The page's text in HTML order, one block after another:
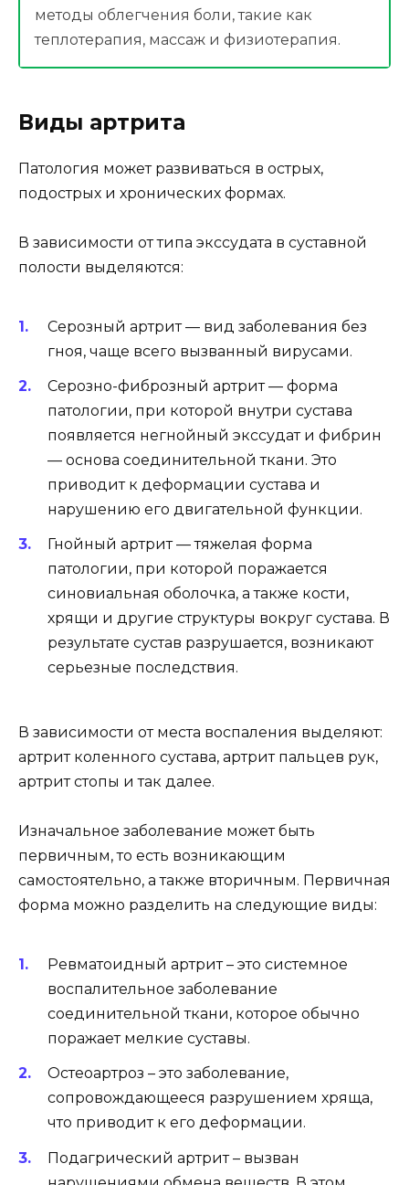
методы облегчения боли, такие как
теплотерапия, массаж и физиотерапия.
Виды артрита
Патология может развиваться в острых,
подострых и хронических формах.
В зависимости от типа экссудата в суставной
полости выделяются:
Серозный артрит — вид заболевания без
гноя, чаще всего вызванный вирусами.
Серозно-фиброзный артрит — форма
патологии, при которой внутри сустава
появляется негнойный экссудат и фибрин
— основа соединительной ткани. Это
приводит к деформации сустава и
нарушению его двигательной функции.
Гнойный артрит — тяжелая форма
патологии, при которой поражается
синовиальная оболочка, а также кости,
хрящи и другие структуры вокруг сустава. В
результате сустав разрушается, возникают
серьезные последствия.
В зависимости от места воспаления выделяют:
артрит коленного сустава, артрит пальцев рук,
артрит стопы и так далее.
Изначальное заболевание может быть
первичным, то есть возникающим
самостоятельно, а также вторичным. Первичная
форма можно разделить на следующие виды:
Ревматоидный артрит – это системное
воспалительное заболевание
соединительной ткани, которое обычно
поражает мелкие суставы.
Остеоартроз – это заболевание,
сопровождающееся разрушением хряща,
что приводит к его деформации.
Подагрический артрит – вызван